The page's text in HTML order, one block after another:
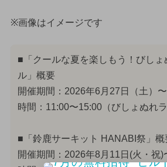
※画像はイメージです
■「クールな夏を楽しもう！びし
ル」概要
開催期間：2026年6月27日（土）〜
時間：11:00〜15:00（びしょぬれラ
■「鈴鹿サーキット HANABI祭」概
開催期間：2026年8月11日(火・祝)